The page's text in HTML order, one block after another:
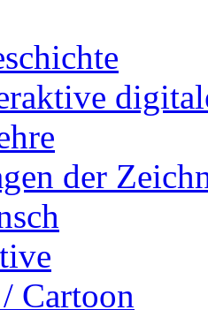
der
Cartoon